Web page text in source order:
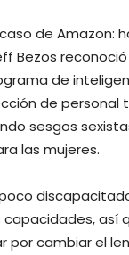
de Amazon:
Bezos
de
de
sesgos
las mujeres.
así
por cambiar el